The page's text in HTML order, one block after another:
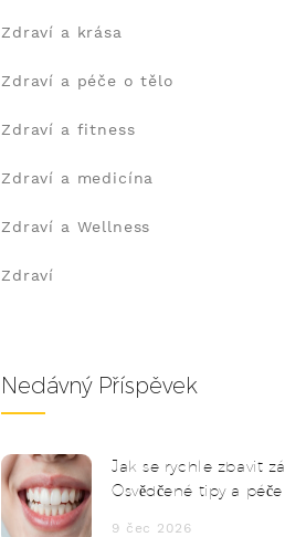
Zdraví a krása
Zdraví a péče o tělo
Zdraví a fitness
Zdraví a medicína
Zdraví a Wellness
Zdraví
Nedávný Příspěvek
Jak se rychle zbavit
Osvědčené tipy a péče
9 čec 2026